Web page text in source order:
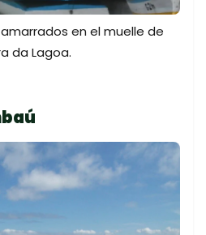
en el muelle de
da Lagoa.